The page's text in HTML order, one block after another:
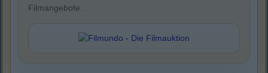
Filmangebote.